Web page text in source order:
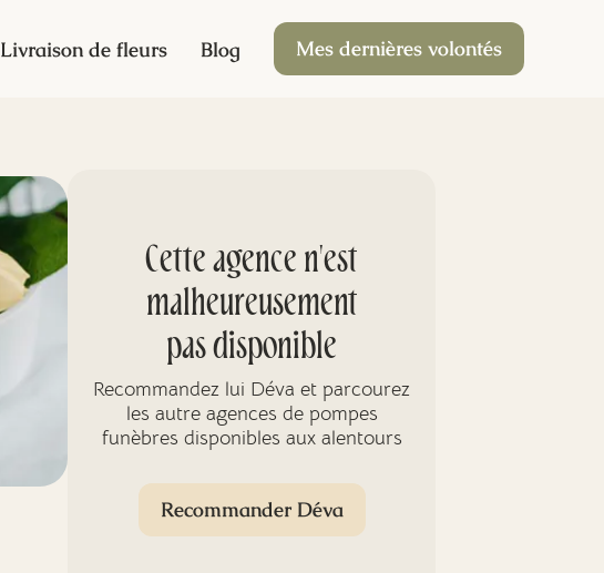
Livraison de fleurs Blog Mes dernières volontés
Cette agence n'est
malheureusement
pas disponible
Recommandez lui Déva et parcourez
les autre agences de pompes
funèbres disponibles aux alentours
Recommander Déva